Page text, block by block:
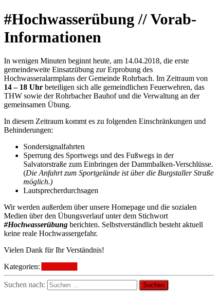
#Hochwasserübung // Vorab-
Informationen
In wenigen Minuten beginnt heute, am 14.04.2018, die erste
gemeindeweite Einsatzübung zur Erprobung des
Hochwasseralarmplans der Gemeinde Rohrbach. Im Zeitraum von
14 – 18 Uhr beteiligen sich alle gemeindlichen Feuerwehren, das
THW sowie der Rohrbacher Bauhof und die Verwaltung an der
gemeinsamen Übung.
In diesem Zeitraum kommt es zu folgenden Einschränkungen und
Behinderungen:
Sondersignalfahrten
Sperrung des Sportwegs und des Fußwegs in der
Salvatorstraße zum Einbringen der Dammbalken-Verschlüsse.
(Die Anfahrt zum Sportgelände ist über die Burgstaller Straße
möglich.)
Lautsprecherdurchsagen
Wir werden außerdem über unsere Homepage und die sozialen
Medien über den Übungsverlauf unter dem Stichwort
#Hochwasserübung berichten. Selbstverständlich besteht aktuell
keine reale Hochwassergefahr.
Vielen Dank für Ihr Verständnis!
Kategorien:
Suchen nach: